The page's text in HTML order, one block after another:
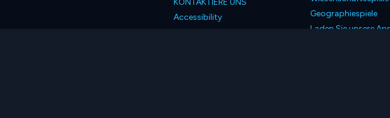
KONTAKTIERE UNS
Accessibility
Geographiespiele
Laden Sie unsere